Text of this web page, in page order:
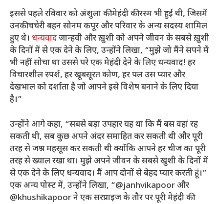
इससे पहले रविवार को अंशुला की मेहंदी की रस्म भी हुई थी, जिसमें
उनकी चचेरी बहन सोनम कपूर और परिवार के अन्य सदस्य शामिल
हुए थे। धन्यवादजान्हवी और ख़ुशी को अपने जीवन के सबसे ख़ुशी
के दिनों में से एक देने के लिए, उन्होंने लिखा, “मुझे जो मैंने सपने में
भी नहीं सोचा था उससे परे एक मेहंदी देने के लिए धन्यवाद! हर
विचारशील स्पर्श, हर खूबसूरत कोण, हर पल उस प्यार और
देखभाल को दर्शाता है जो आपने इसे विशेष बनाने के लिए दिया
है।”
उन्होंने आगे कहा, “सबसे बड़ा उपहार यह था कि मैं बस वहां रह
सकती थी, सब कुछ अपने अंदर समाहित कर सकती थी और पूरी
तरह से जश्न महसूस कर सकती थी क्योंकि आपने हर चीज का पूरी
तरह से ख्याल रखा था। मुझे अपने जीवन के सबसे खुशी के दिनों में
से एक देने के लिए धन्यवाद। मैं आप दोनों से बेहद प्यार करती हूं।”
एक अन्य पोस्ट में, उन्होंने लिखा, “@janhvikapoor और
@khushikapoor ने एक सरप्राइज के तौर पर पूरी मेहंदी की